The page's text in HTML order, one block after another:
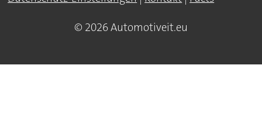
© 2026 Automotiveit.eu